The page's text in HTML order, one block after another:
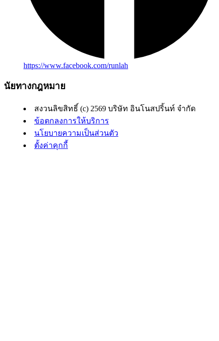
https://www.facebook.com/runlah
นัยทางกฎหมาย
สงวนลิขสิทธิ์ (c) 2569 บริษัท อินโนสปริ้นท์ จำกัด
ข้อตกลงการให้บริการ
นโยบายความเป็นส่วนตัว
ตั้งค่าคุกกี้